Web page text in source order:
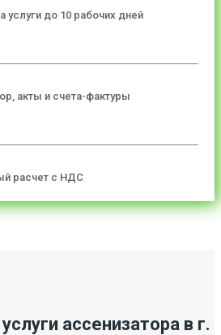
услуги до 10 рабочих дней
акты и счета-фактуры
расчет с НДС
ассенизатора в г.